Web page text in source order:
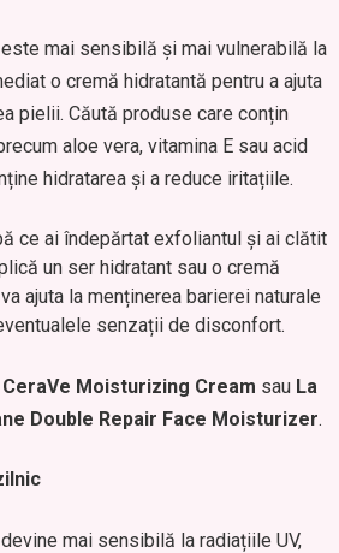
mai sensibilă și mai vulnerabilă la
o cremă hidratantă pentru a ajuta
pielii. Căută produse care conțin
aloe vera, vitamina E sau acid
hidratarea și a reduce iritațiile.
ce ai îndepărtat exfoliantul și ai clătit
un ser hidratant sau o cremă
ajuta la menținerea barierei naturale
senzații de disconfort.
CeraVe Moisturizing Cream sau La
Double Repair Face Moisturizer.
mai sensibilă la radiațiile UV,